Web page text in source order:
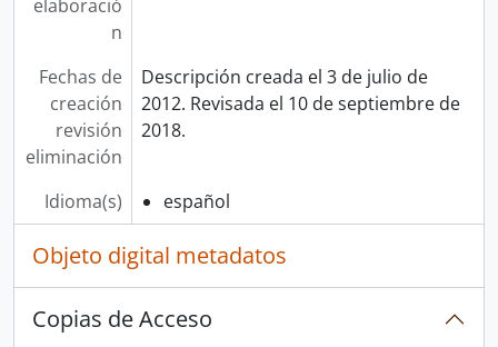
[UD compuesta] 0137-001 - Libro copiador de correspondencia enviada al gobierno de la República (1859-1877)
[UD compuesta] 0137-002 - Libro copiador de correspondencia enviada al clero de la Diócesis (1867-1874)
[UD compuesta] 0138 - Expedientes matrimoniales y documentos diversos
[UD compuesta] 0139 - Correspondencia recibida (1863-1865)
[UD compuesta] 0140 - Expedientes matrimoniales y de órdenes sacerdotales
[UD compuesta] 0143 - Expedientes matrimoniales y documentos diversos
[UD compuesta] 0144 - Correspondencia recibida (1864)
[UD compuesta] 0145 - Correspondencia recibida por el Obispado de San José, solicitudes de fondos píos, expedientes matrimoniales y documentos diversos
[UD compuesta] 0147 - Expedientes matrimoniales y solicitudes dirigidas al Obispado de San José
[UD compuesta] 0148 - Expedientes matrimoniales (1865, letras A-C) y documentos diversos
elaboració
n
Fechas de
creación
revisión
eliminación
Descripción creada el 3 de julio de
2012. Revisada el 10 de septiembre de
2018.
Idioma(s) español
Objeto digital metadatos
Copias de Acceso